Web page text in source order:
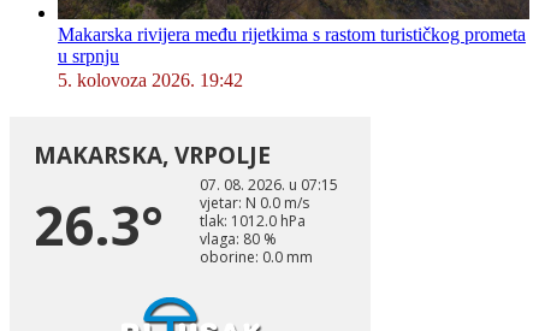
Makarska rivijera među rijetkima s rastom turističkog prometa
u srpnju
5. kolovoza 2026. 19:42